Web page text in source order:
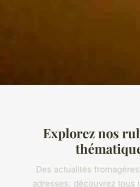
Explorez nos
Des actualités
adresses, découvrez tous